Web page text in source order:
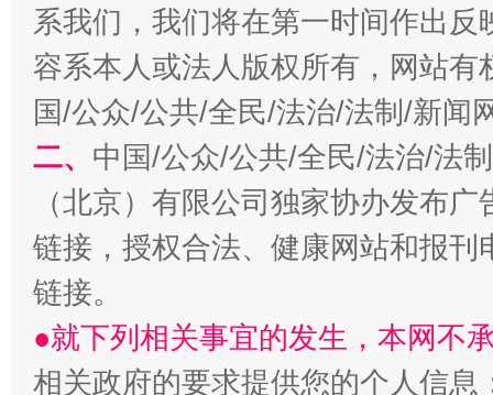
习近平的博鳌关键词
魏明亮
系我们，我们将在第一时间作出
容系本人或法人版权所有，网站
国/公众/公共/全民/法治/法制/新闻
二、 中国/公众/公共/全民/法治/法
（北京）有限公司独家协办发布
链接，授权合法、健康网站和报
链接。
●就下列相关事宜的发生，本网不
相关政府的要求提供您的个人信息